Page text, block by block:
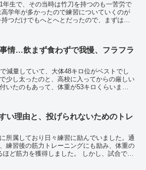
年生で、その当時は竹刀を持つのも一苦労で
情…飲まず食わずで我慢、フラフラ
減量していて、大体48キロ位がベストでし
少し太ったのと、高校に入ってからの厳しい
いたのもあって、体重が53キロくらいまで
い理由と、投げられないためのトレ
所属しており日々練習に励んでいました。通
練習後の筋力トレーニングにも励み、体重の
を獲得しました。 しかし、試合では